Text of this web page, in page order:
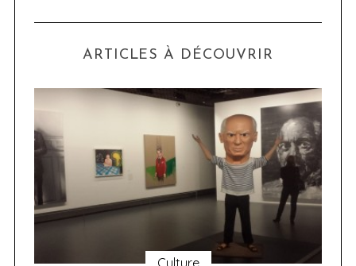
ARTICLES À DÉCOUVRIR